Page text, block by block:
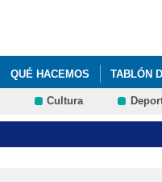
QUÉ HACEMOS TABLÓN
Cultura